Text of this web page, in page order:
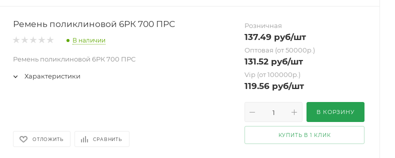
Ремень поликлиновой 6РК 700 ПРС
В наличии
Ремень поликлиновой 6РК 700 ПРС
Характеристики
ОТЛОЖИТЬ СРАВНИТЬ
Розничная
137.49 руб/шт
Оптовая (от 50000р.)
131.52 руб/шт
Vip (от 100000р.)
119.56 руб/шт
В КОРЗИНУ
КУПИТЬ В 1 КЛИК